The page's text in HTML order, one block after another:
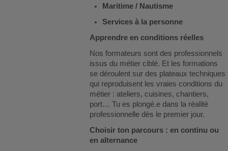
Maritime / Nautisme
Services à la personne
Apprendre en conditions réelles
Nos formateurs sont des professionnels
issus du métier ciblé. Et les formations
se déroulent sur des plateaux techniques
qui reproduisent les vraies conditions du
métier : ateliers, cuisines, chantiers,
port… Tu es plongé.e dans la réalité
professionnelle dès le premier jour.
Choisir ton parcours : en continu ou
en alternance